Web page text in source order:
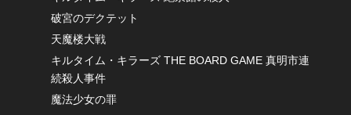
破宮のデクテット
天魔楼大戦
キルタイム・キラーズ THE BOARD GAME 真明市連
続殺人事件
魔法少女の罪